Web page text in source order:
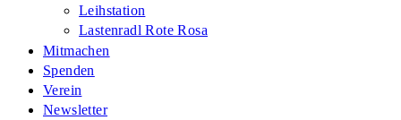
Leihstation
Lastenradl Rote Rosa
Mitmachen
Spenden
Verein
Newsletter